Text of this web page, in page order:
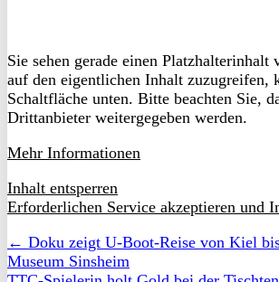
Sie sehen gerade einen Platzhalterinhalt
auf den eigentlichen Inhalt zuzugreifen,
Schaltfläche unten. Bitte beachten Sie,
Drittanbieter weitergegeben werden.
Mehr Informationen
Inhalt entsperren
Erforderlichen Service akzeptieren und
← Doku zeigt U-Boot-Reise von Kiel
Museum Sinsheim